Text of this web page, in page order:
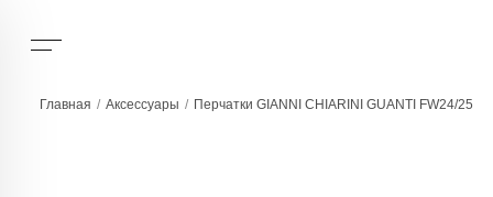
Главная / Аксессуары / Перчатки GIANNI CHIARINI GUANTI FW24/25